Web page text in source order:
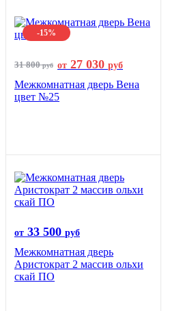
-15%
31 800руб от 27 030 руб
Межкомнатная дверь Вена
цвет №25
от 33 500 руб
Межкомнатная дверь
Аристократ 2 массив ольхи
скай ПО